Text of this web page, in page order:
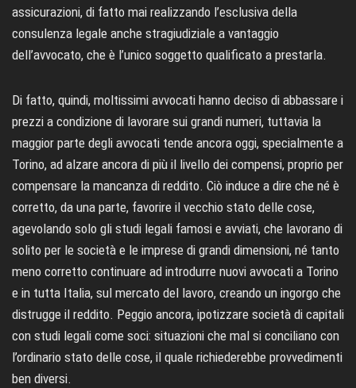
assicurazioni, di fatto mai realizzando l’esclusiva della
consulenza legale anche stragiudiziale a vantaggio
dell’avvocato, che è l’unico soggetto qualificato a prestarla.
Di fatto, quindi, moltissimi avvocati hanno deciso di abbassare i
prezzi a condizione di lavorare sui grandi numeri, tuttavia la
maggior parte degli avvocati tende ancora oggi, specialmente a
Torino, ad alzare ancora di più il livello dei compensi, proprio per
compensare la mancanza di reddito. Ciò induce a dire che né è
corretto, da una parte, favorire il vecchio stato delle cose,
agevolando solo gli studi legali famosi e avviati, che lavorano di
solito per le società e le imprese di grandi dimensioni, né tanto
meno corretto continuare ad introdurre nuovi avvocati a Torino
e in tutta Italia, sul mercato del lavoro, creando un ingorgo che
distrugge il reddito. Peggio ancora, ipotizzare società di capitali
con studi legali come soci: situazioni che mal si conciliano con
l’ordinario stato delle cose, il quale richiederebbe provvedimenti
ben diversi.